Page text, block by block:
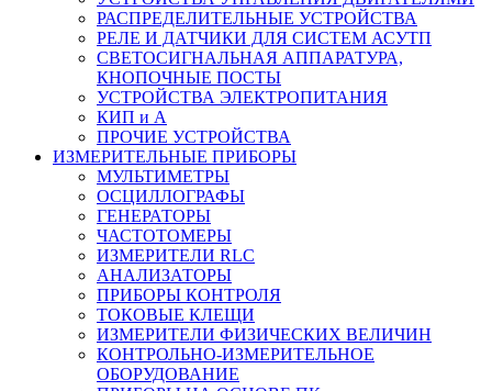
РАСПРЕДЕЛИТЕЛЬНЫЕ УСТРОЙСТВА
РЕЛЕ И ДАТЧИКИ ДЛЯ СИСТЕМ АСУТП
СВЕТОСИГНАЛЬНАЯ АППАРАТУРА,
КНОПОЧНЫЕ ПОСТЫ
УСТРОЙСТВА ЭЛЕКТРОПИТАНИЯ
КИП и А
ПРОЧИЕ УСТРОЙСТВА
ИЗМЕРИТЕЛЬНЫЕ ПРИБОРЫ
МУЛЬТИМЕТРЫ
ОСЦИЛЛОГРАФЫ
ГЕНЕРАТОРЫ
ЧАСТОТОМЕРЫ
ИЗМЕРИТЕЛИ RLC
АНАЛИЗАТОРЫ
ПРИБОРЫ КОНТРОЛЯ
ТОКОВЫЕ КЛЕЩИ
ИЗМЕРИТЕЛИ ФИЗИЧЕСКИХ ВЕЛИЧИН
КОНТРОЛЬНО-ИЗМЕРИТЕЛЬНОЕ
ОБОРУДОВАНИЕ